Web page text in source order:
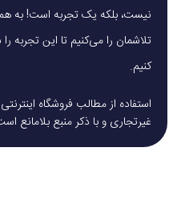
تلاشمان را می‌کنیم تا این تجربه
کنیم.
غیرتجاری و با ذکر منبع بلامانع